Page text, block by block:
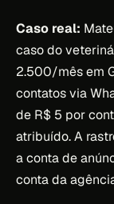
Caso real:
caso do
2.500/mês em
contatos via
de R$ 5 por
atribuído. A
a conta de
conta da